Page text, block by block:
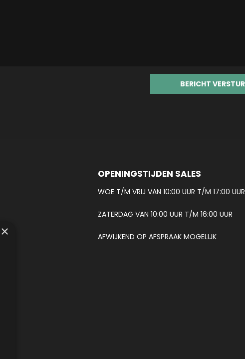
OPENINGSTIJDEN SALES
WOE T/M VRIJ VAN 10:00 UUR T/M 17:00 UUR
ZATERDAG VAN 10:00 UUR T/M 16:00 UUR
AFWIJKEND OP AFSPRAAK MOGELIJK
×